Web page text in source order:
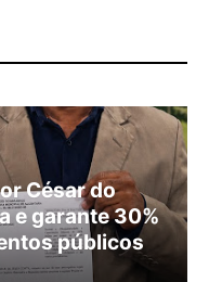
César do
e garante 30%
públicos